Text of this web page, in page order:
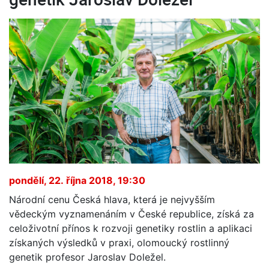
pondělí, 22. října 2018, 19:30
Národní cenu Česká hlava, která je nejvyšším
vědeckým vyznamenáním v České republice, získá za
celoživotní přínos k rozvoji genetiky rostlin a aplikaci
získaných výsledků v praxi, olomoucký rostlinný
genetik profesor Jaroslav Doležel.